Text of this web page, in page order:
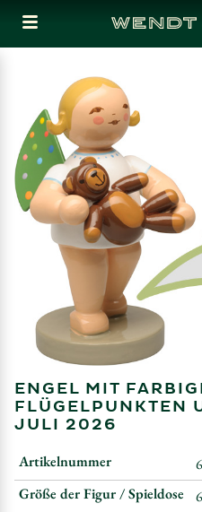
ENGEL MIT
FLÜGELPUNKTEN
JULI 2026
Artikelnummer
Größe der Figur / Spieldose